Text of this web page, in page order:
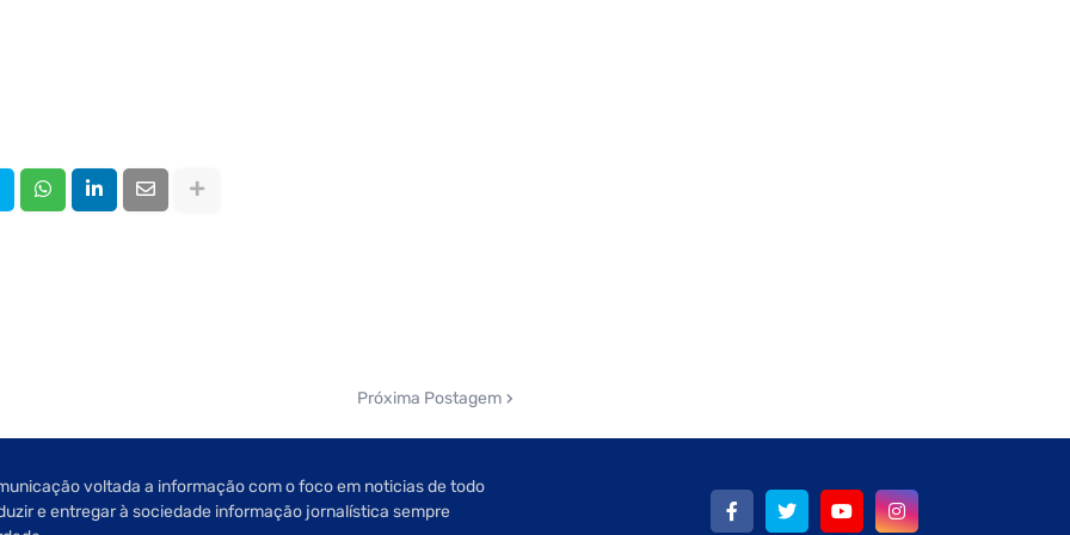
Próxima Postagem
voltada a informação com o foco em noticias de todo
e entregar à sociedade informação jornalística sempre